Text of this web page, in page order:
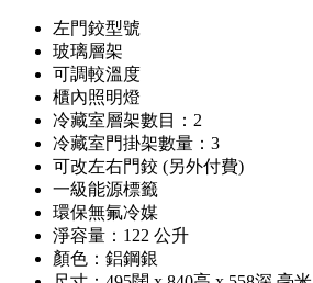
左門鉸型號
玻璃層架
可調較溫度
櫃內照明燈
冷藏室層架數目：2
冷藏室門掛架數量：3
可改左右門鉸 (另外付費)
一級能源標籤
環保無氟冷媒
淨容量：122 公升
顏色：鋁鋼銀